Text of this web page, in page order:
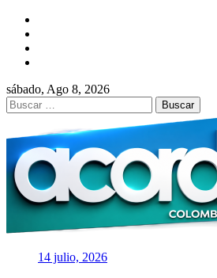
Saltar
contenido
sábado, Ago 8, 2026
Buscar:
Asociación de Periodistas Deportivos
14 julio, 2026